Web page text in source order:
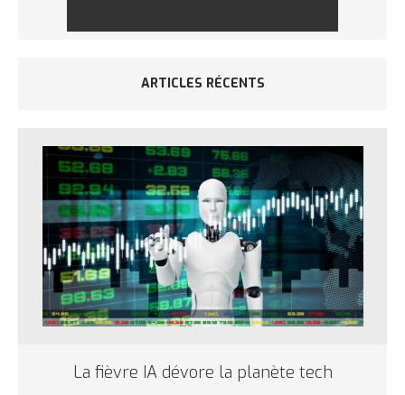
ARTICLES RÉCENTS
La fièvre IA dévore la planète tech